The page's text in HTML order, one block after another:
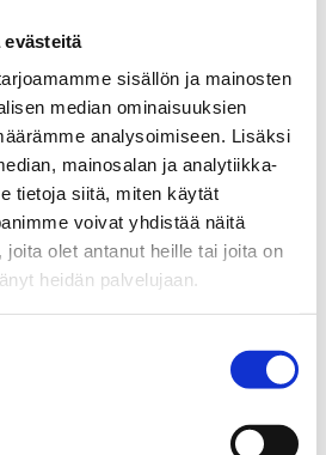
sisällön ja mainosten
median ominaisuuksien
analysoimiseen. Lisäksi
mainosalan ja analytiikka-
tietoja siitä, miten käytät
voivat yhdistää näitä
joita olet antanut heille tai joita on
heidän palvelujaan.